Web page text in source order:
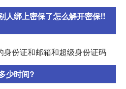
人绑上密保了怎么解开密保!!
身份证和邮箱和超级身份证码
少时间?